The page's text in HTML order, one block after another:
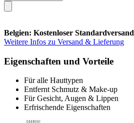
Belgien: Kostenloser Standardversand
Weitere Infos zu Versand & Lieferung
Eigenschaften und Vorteile
Für alle Hauttypen
Entfernt Schmutz & Make-up
Für Gesicht, Augen & Lippen
Erfrischende Eigenschaften